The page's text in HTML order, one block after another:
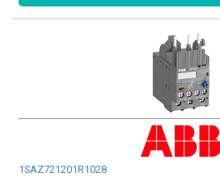
1SAZ721201R1028